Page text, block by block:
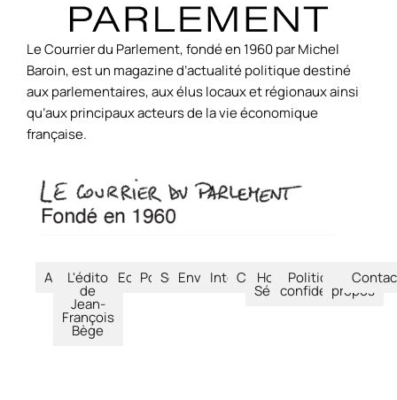
Le Courrier du Parlement, fondé en 1960 par Michel
Baroin, est un magazine d’actualité politique destiné
aux parlementaires, aux élus locaux et régionaux ainsi
qu’aux principaux acteurs de la vie économique
française.
Accueil
L'édito
de
Jean-
François
Bège
Economie
Politique
SociétéEnvironnement
International
CultureHors-
Séries
Politique de
confidentialité
À
propos